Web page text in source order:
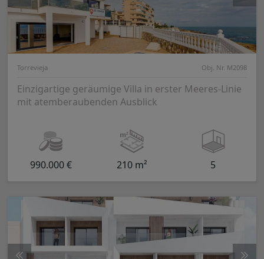
Torrevieja Obj. Nr. M2098
Einzigartige geräumige Villa in erster Meeres-Linie
mit atemberaubenden Ausblick
990.000 € 210 m² 5